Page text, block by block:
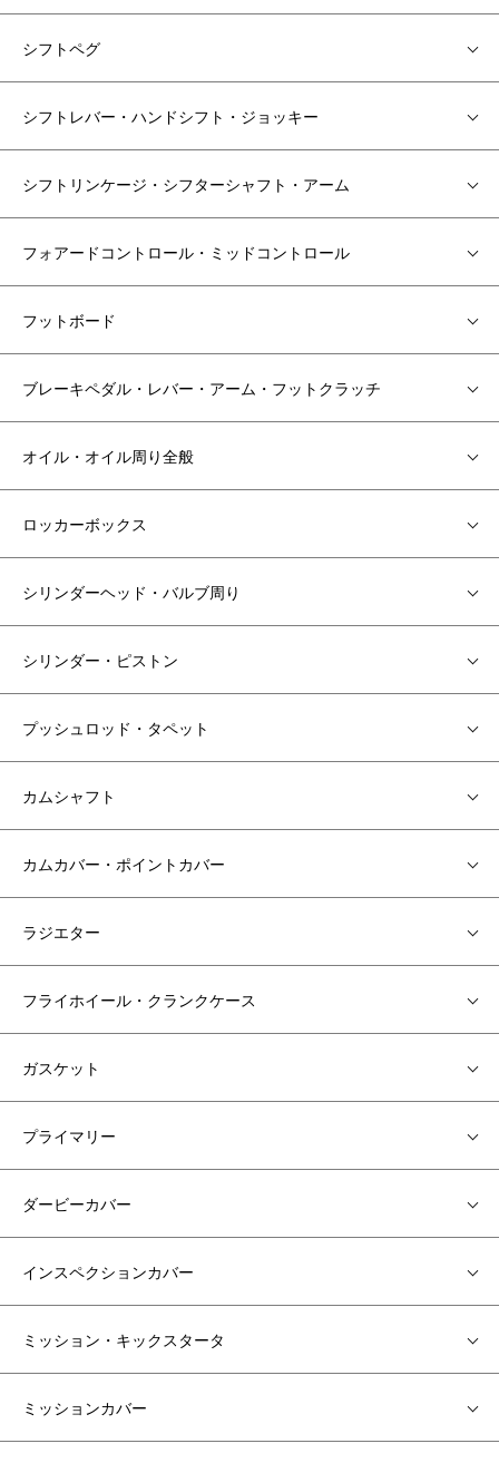
シフトペグ
シフトレバー・ハンドシフト・ジョッキー
シフトリンケージ・シフターシャフト・アーム
フォアードコントロール・ミッドコントロール
フットボード
ブレーキペダル・レバー・アーム・フットクラッチ
オイル・オイル周り全般
ロッカーボックス
シリンダーヘッド・バルブ周り
シリンダー・ピストン
プッシュロッド・タペット
カムシャフト
カムカバー・ポイントカバー
ラジエター
フライホイール・クランクケース
ガスケット
プライマリー
ダービーカバー
インスペクションカバー
ミッション・キックスタータ
ミッションカバー